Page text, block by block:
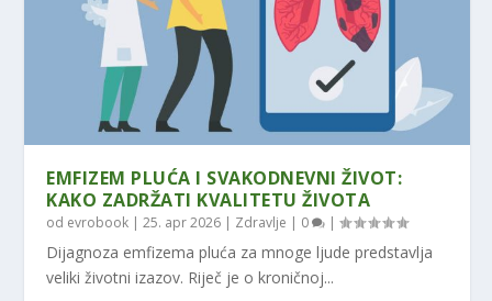
EMFIZEM PLUĆA I SVAKODNEVNI ŽIVOT:
KAKO ZADRŽATI KVALITETU ŽIVOTA
od evrobook |25. apr 2026 | Zdravlje | 0 |
Dijagnoza emfizema pluća za mnoge ljude predstavlja
veliki životni izazov. Riječ je o kroničnoj...